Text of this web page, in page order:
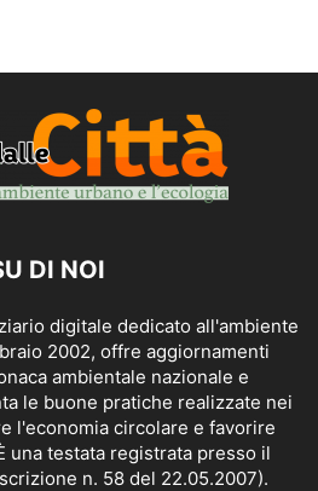
DI NOI
digitale dedicato all'ambiente
2002, offre aggiornamenti
ambientale nazionale e
le buone pratiche realizzate nei
l'economia circolare e favorire
una testata registrata presso il
n. 58 del 22.05.2007).